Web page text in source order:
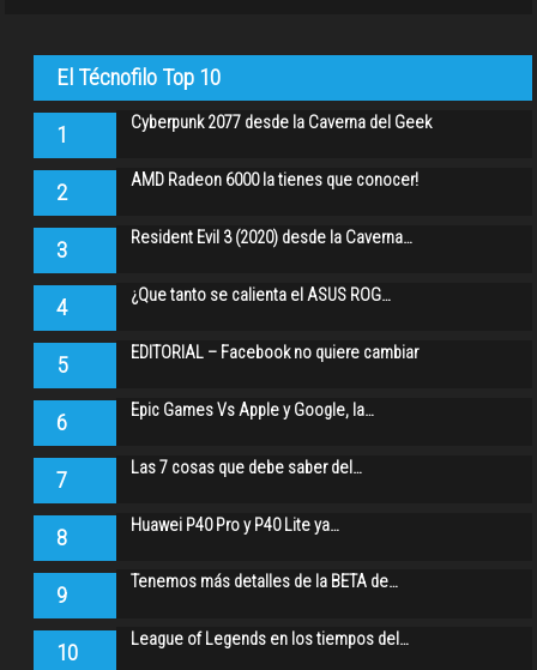
El Técnofilo Top 10
1 Cyberpunk 2077 desde la Caverna del Geek
2 AMD Radeon 6000 la tienes que conocer!
3 Resident Evil 3 (2020) desde la Caverna…
4 ¿Que tanto se calienta el ASUS ROG…
5 EDITORIAL – Facebook no quiere cambiar
6 Epic Games Vs Apple y Google, la…
7 Las 7 cosas que debe saber del…
8 Huawei P40 Pro y P40 Lite ya…
9 Tenemos más detalles de la BETA de…
10 League of Legends en los tiempos del…